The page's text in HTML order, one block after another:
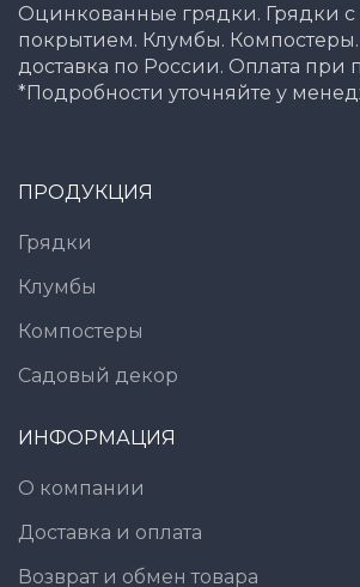
Оцинкованные грядки. Грядки
покрытием. Клумбы. Компостеры.
доставка по России. Оплата при
*Подробности уточняйте у
ПРОДУКЦИЯ
Грядки
Клумбы
Компостеры
Садовый декор
ИНФОРМАЦИЯ
О компании
Доставка и оплата
Возврат и обмен товара